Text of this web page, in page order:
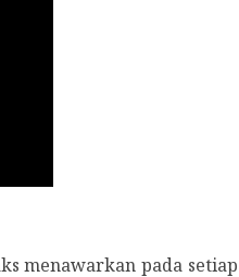
menawarkan pada setiap